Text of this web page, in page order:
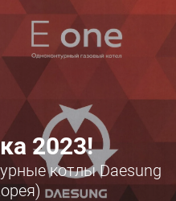
2023!
котлы Daesung